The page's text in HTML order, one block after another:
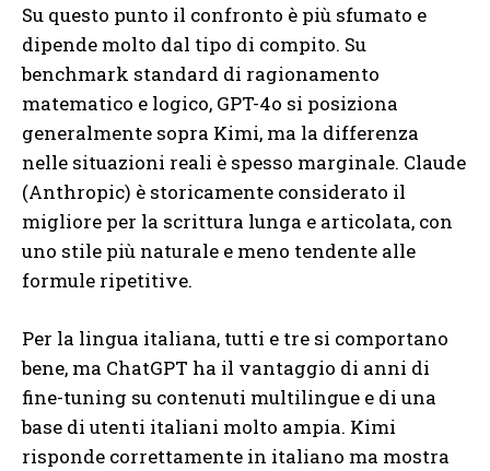
Su questo punto il confronto è più sfumato e
dipende molto dal tipo di compito. Su
benchmark standard di ragionamento
matematico e logico, GPT-4o si posiziona
generalmente sopra Kimi, ma la differenza
nelle situazioni reali è spesso marginale. Claude
(Anthropic) è storicamente considerato il
migliore per la scrittura lunga e articolata, con
uno stile più naturale e meno tendente alle
formule ripetitive.
Per la lingua italiana, tutti e tre si comportano
bene, ma ChatGPT ha il vantaggio di anni di
fine-tuning su contenuti multilingue e di una
base di utenti italiani molto ampia. Kimi
risponde correttamente in italiano ma mostra